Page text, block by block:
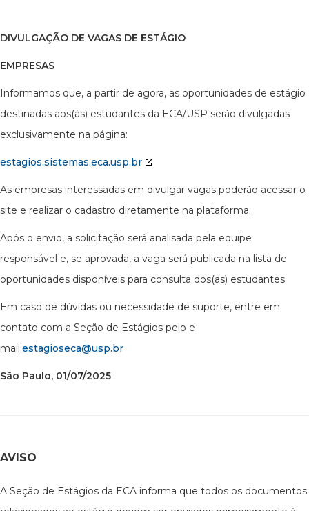
DIVULGAÇÃO DE VAGAS DE ESTÁGIO
EMPRESAS
Informamos que, a partir de agora, as oportunidades de estágio
destinadas aos(às) estudantes da ECA/USP serão divulgadas
exclusivamente na página:
estagios.sistemas.eca.usp.br
As empresas interessadas em divulgar vagas poderão acessar o
site e realizar o cadastro diretamente na plataforma.
Após o envio, a solicitação será analisada pela equipe
responsável e, se aprovada, a vaga será publicada na lista de
oportunidades disponíveis para consulta dos(as) estudantes.
Em caso de dúvidas ou necessidade de suporte, entre em
contato com a Seção de Estágios pelo e-
mail:estagioseca@usp.br
São Paulo, 01/07/2025
AVISO
A Seção de Estágios da ECA informa que todos os documentos